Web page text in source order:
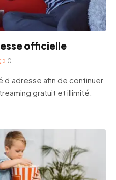
officielle
0
d’adresse afin de continuer
gratuit et illimité.